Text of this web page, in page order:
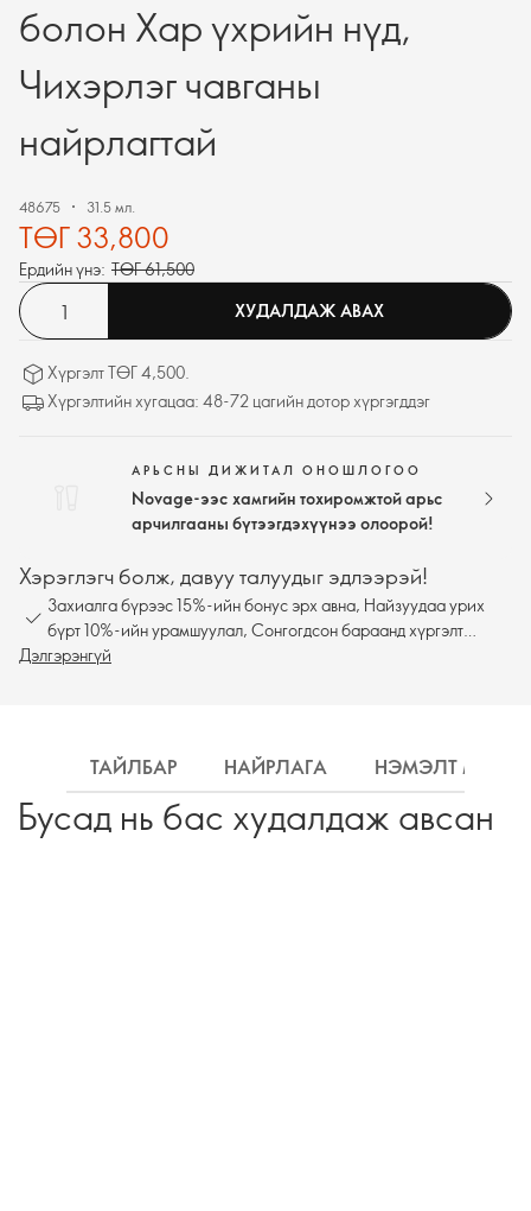
болон Хар үхрийн нүд,
Чихэрлэг чавганы
найрлагтай
48675 31.5 мл.
ТӨГ 33,800
Ердийн үнэ: ТӨГ 61,500
ХУДАЛДАЖ АВАХ
Хүргэлт ТӨГ 4,500.
Хүргэлтийн хугацаа: 48-72 цагийн дотор хүргэгддэг
АРЬСНЫ ДИЖИТАЛ ОНОШЛОГОО
Novage-ээс хамгийн тохиромжтой арьс
арчилгааны бүтээгдэхүүнээ олоорой!
Хэрэглэгч болж, давуу талуудыг эдлээрэй!
Захиалга бүрээс 15%-ийн бонус эрх авна, Найзуудаа урих
бүрт 10%-ийн урамшуулал, Сонгогдсон бараанд хүргэлт
үнэгүй
Дэлгэрэнгүй
ТАЙЛБАР НАЙРЛАГА НЭМЭЛТ
Бусад нь бас худалдаж авсан